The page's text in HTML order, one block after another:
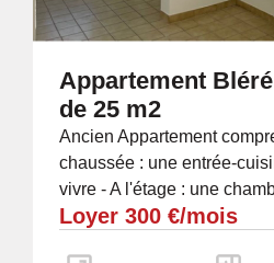
Appartement
de 25 m2
Ancien Appartement
chaussée : une entrée-
vivre - A l'étage : une
avec WC Présence d'un
Loyer 300 €/mois